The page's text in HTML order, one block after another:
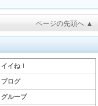
ページの先頭へ ▲
イイね！
ブログ
グループ